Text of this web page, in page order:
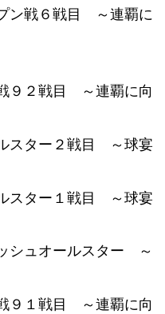
ン戦６戦目 ～連覇に
９２戦目 ～連覇に向
スター２戦目 ～球宴
スター１戦目 ～球宴
シュオールスター ～
９１戦目 ～連覇に向